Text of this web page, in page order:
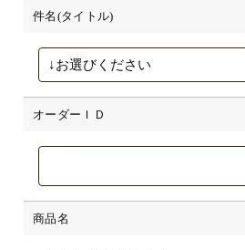
件名(タイトル)
オーダーＩＤ
商品名